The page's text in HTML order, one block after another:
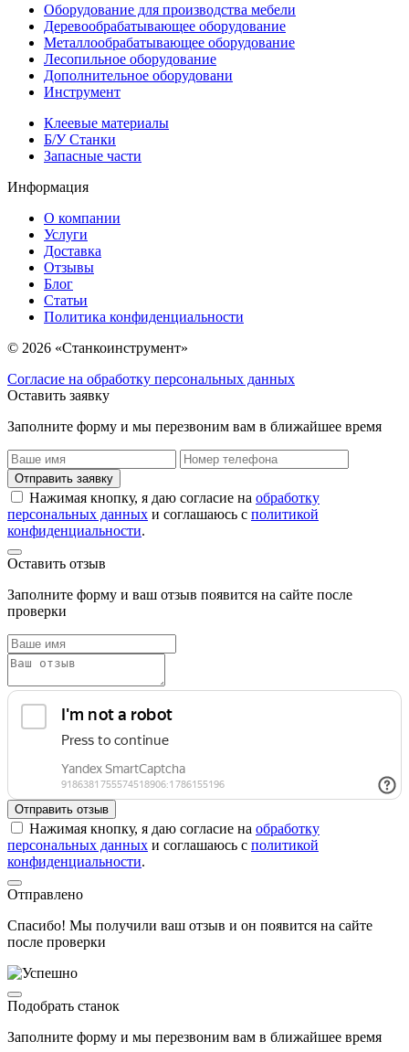
Оборудование для производства мебели
Деревообрабатывающее оборудование
Металлообрабатывающее оборудование
Лесопильное оборудование
Дополнительное оборудовани
Инструмент
Клеевые материалы
Б/У Станки
Запасные части
Информация
О компании
Услуги
Доставка
Отзывы
Блог
Статьи
Политика конфиденциальности
© 2026 «Станкоинструмент»
Согласие на обработку персональных данных
Оставить заявку
Заполните форму и мы перезвоним вам в ближайшее время
Отправить заявку
Нажимая кнопку, я даю согласие на обработку
персональных данных и соглашаюсь с политикой
конфиденциальности.
Оставить отзыв
Заполните форму и ваш отзыв появится на сайте после
проверки
Отправить отзыв
Нажимая кнопку, я даю согласие на обработку
персональных данных и соглашаюсь с политикой
конфиденциальности.
Отправлено
Спасибо! Мы получили ваш отзыв и он появится на сайте
после проверки
Подобрать станок
Заполните форму и мы перезвоним вам в ближайшее время